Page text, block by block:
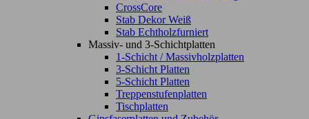
CrossCore
Stab Dekor Weiß
Stab Echtholzfurniert
Massiv- und 3-Schichtplatten
1-Schicht / Massivholzplatten
3-Schicht Platten
5-Schicht Platten
Treppenstufenplatten
Tischplatten